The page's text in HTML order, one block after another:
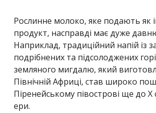
Рослинне молоко, яке подають як
продукт, насправді має дуже
Наприклад, традиційний напій із
подрібнених та підсолоджених
земляного мигдалю, який
Північній Африці, став широко
Піренейському півострові ще до X
ери.